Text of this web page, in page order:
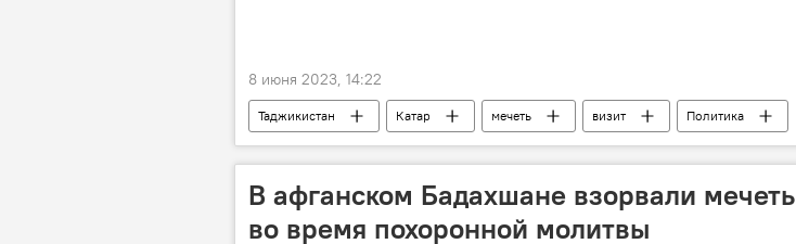
8 июня 2023, 14:22
Таджикистан Катар мечеть визит Политика
В афганском Бадахшане взорвали мечеть
во время похоронной молитвы